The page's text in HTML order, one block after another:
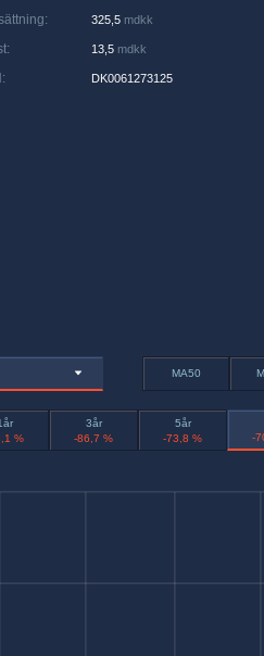
: 325,5 mdkk
: 13,5 mdkk
: DK0061273125
MA50
%
3år
-86,7 %
5år
-73,8 %
-